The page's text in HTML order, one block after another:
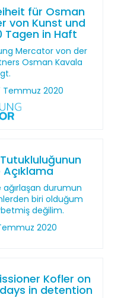
für Osman
von Kunst und
Tagen in Haft
Mercator von der
Osman Kavala
2020
Açıklama
durumun
biri olduğum
değilim.
2020
Kofler on
days in detention